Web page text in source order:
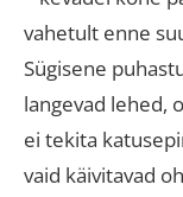
vahetult enne
Sügisene
langevad lehed,
ei tekita
vaid käivitavad